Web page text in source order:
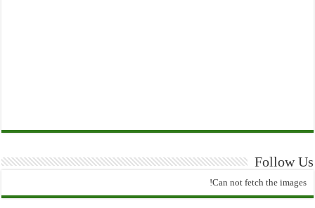
Follow Us
Can not fetch the images!